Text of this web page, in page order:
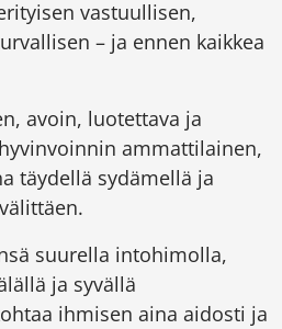
vastuullisen,
– ja ennen kaikkea
avoin, luotettava ja
ammattilainen,
täydellä sydämellä ja
suurella intohimolla,
ja syvällä
ihmisen aina aidosti ja